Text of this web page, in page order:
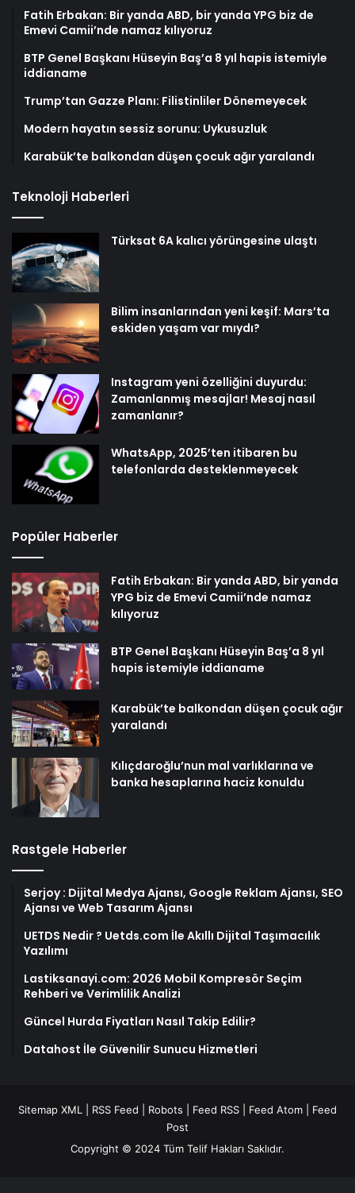
Fatih Erbakan: Bir yanda ABD, bir yanda YPG biz de
Emevi Camii’nde namaz kılıyoruz
BTP Genel Başkanı Hüseyin Baş’a 8 yıl hapis istemiyle
iddianame
Trump’tan Gazze Planı: Filistinliler Dönemeyecek
Modern hayatın sessiz sorunu: Uykusuzluk
Karabük’te balkondan düşen çocuk ağır yaralandı
Teknoloji Haberleri
Türksat 6A kalıcı yörüngesine ulaştı
Bilim insanlarından yeni keşif: Mars’ta
eskiden yaşam var mıydı?
Instagram yeni özelliğini duyurdu:
Zamanlanmış mesajlar! Mesaj nasıl
zamanlanır?
WhatsApp, 2025’ten itibaren bu
telefonlarda desteklenmeyecek
Popüler Haberler
Fatih Erbakan: Bir yanda ABD, bir yanda
YPG biz de Emevi Camii’nde namaz
kılıyoruz
BTP Genel Başkanı Hüseyin Baş’a 8 yıl
hapis istemiyle iddianame
Karabük’te balkondan düşen çocuk ağır
yaralandı
Kılıçdaroğlu’nun mal varlıklarına ve
banka hesaplarına haciz konuldu
Rastgele Haberler
Serjoy : Dijital Medya Ajansı, Google Reklam Ajansı, SEO
Ajansı ve Web Tasarım Ajansı
UETDS Nedir ? Uetds.com İle Akıllı Dijital Taşımacılık
Yazılımı
Lastiksanayi.com: 2026 Mobil Kompresör Seçim
Rehberi ve Verimlilik Analizi
Güncel Hurda Fiyatları Nasıl Takip Edilir?
Datahost İle Güvenilir Sunucu Hizmetleri
Sitemap XML RSS Feed Robots Feed RSS Feed Atom
Feed
Post
Copyright © 2024 Tüm Telif Hakları Saklıdır.